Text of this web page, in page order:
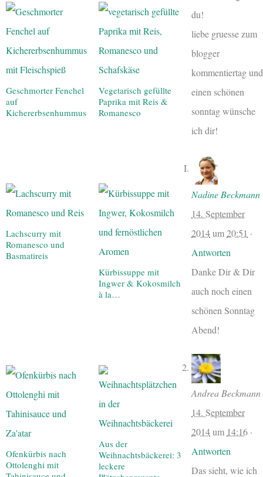
Geschmorter Fenchel
auf
Kichererbsenhummus
Vegetarisch gefüllte
Paprika mit Reis &
Romanesco
Lachscurry mit
Romanesco und
Basmatireis
Kürbissuppe mit
Ingwer & Kokosmilch
à la…
Ofenkürbis nach
Ottolenghi mit
Aus der
Weihnachtsbäckerei: 3
leckere
du!
liebe gruesse zum
blogger
kommentiertag und
einen schönen
sonntag wünsche
ich dir!
Nadine Beckmann
14. September
2014um20:51 ·
Antworten
Danke Dir & Dir
auch noch einen
schönen Sonntag
Abend!
Andrea Beckmann
14. September
2014um 14:16 ·
Antworten
Das sieht, wie ich